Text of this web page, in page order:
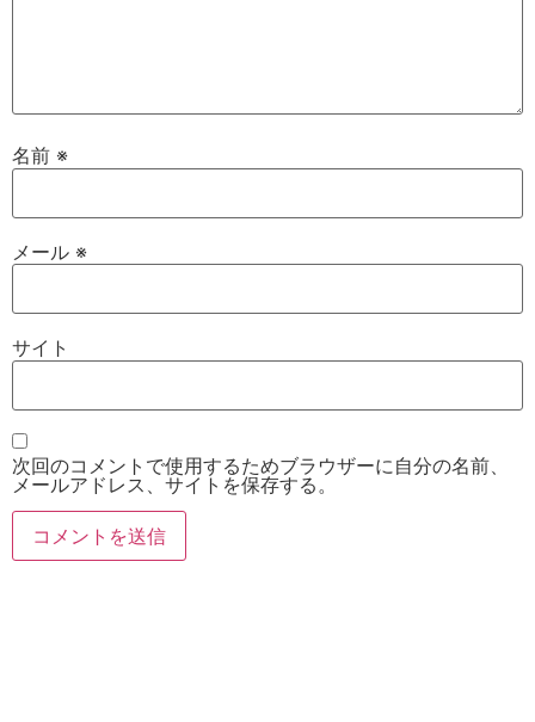
名前 ※
メール ※
サイト
次回のコメントで使用するためブラウザーに自分の名前、
メールアドレス、サイトを保存する。